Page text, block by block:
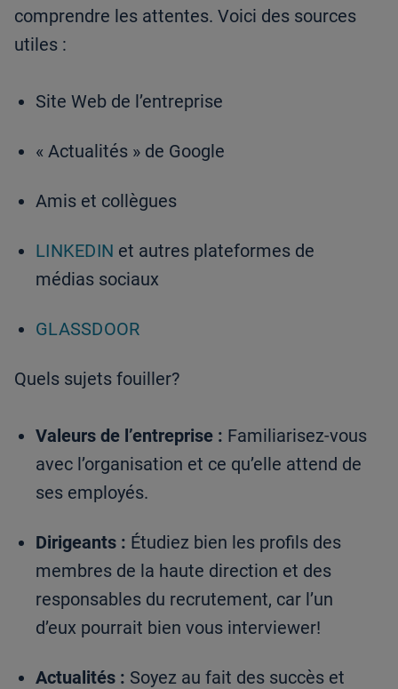
comprendre les attentes. Voici des sources
utiles :
Site Web de l’entreprise
« Actualités » de Google
Amis et collègues
LINKEDIN et autres plateformes de
médias sociaux
GLASSDOOR
Quels sujets fouiller?
Valeurs de l’entreprise : Familiarisez-vous
avec l’organisation et ce qu’elle attend de
ses employés.
Dirigeants : Étudiez bien les profils des
membres de la haute direction et des
responsables du recrutement, car l’un
d’eux pourrait bien vous interviewer!
Actualités : Soyez au fait des succès et